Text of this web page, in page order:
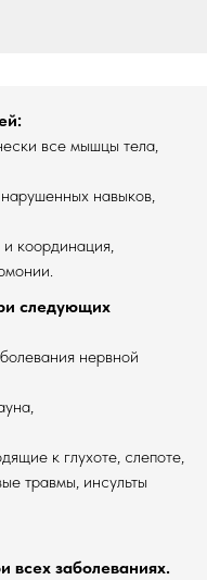
все мышцы тела,
навыков,
координация,
следующих
нервной
к глухоте, слепоте,
травмы, инсульты
всех заболеваниях.